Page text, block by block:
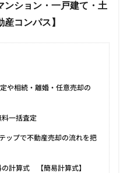
ンション・一戸建て・土
コンパス】
や相続・離婚・任意売却の
一括査定
ップで不動産売却の流れを把
計算式 【簡易計算式】